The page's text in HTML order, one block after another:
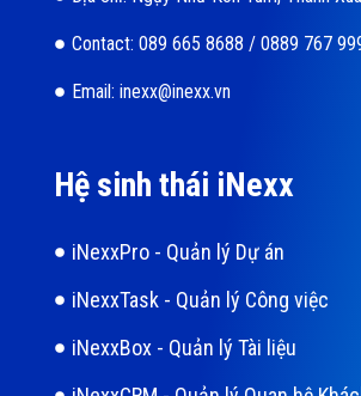
Contact: 089 665 8688 / 0889 767
Email: inexx@inexx.vn
Hệ sinh thái iNexx
iNexxPro - Quản lý Dự án
iNexxTask - Quản lý Công việc
iNexxBox - Quản lý Tài liệu